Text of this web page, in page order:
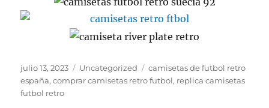
Publicado
el
julio 13, 2023 Categorías
Uncategorized Etiquetas
camisetas de futbol retro
españa,comprar camisetas retro futbol, replica camisetas
futbol retro